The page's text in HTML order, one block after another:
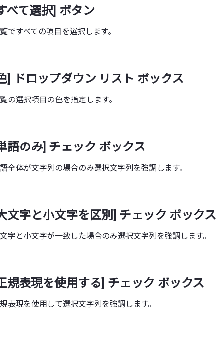
べて選択] ボタン
ですべての項目を選択します。
] ドロップダウン リスト ボックス
の選択項目の色を指定します。
語のみ] チェック ボックス
全体が文字列の場合のみ選択文字列を強調します。
文字と小文字を区別] チェック ボックス
字と小文字が一致した場合のみ選択文字列を強調します。
規表現を使用する] チェック ボックス
表現を使用して選択文字列を強調します。